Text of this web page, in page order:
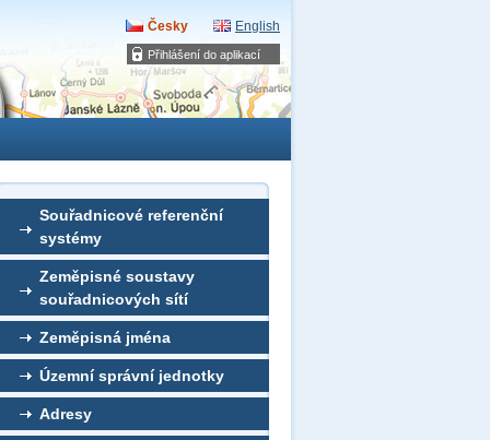
Přihlášení do aplikací
Česky English
Souřadnicové referenční
systémy
Zeměpisné soustavy
souřadnicových sítí
Zeměpisná jména
Územní správní jednotky
Adresy